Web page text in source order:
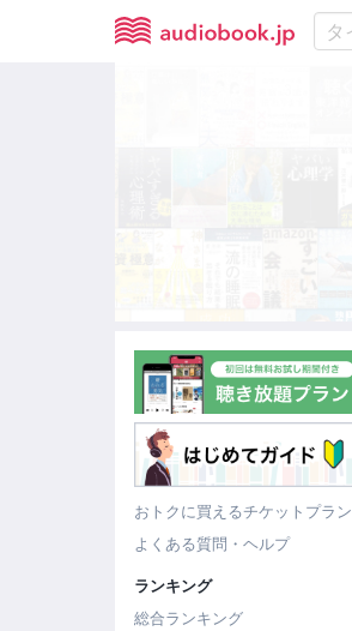
おトクに買えるチケットプラン
よくある質問・ヘルプ
ランキング
総合ランキング